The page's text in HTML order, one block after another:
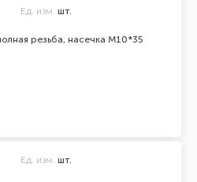
резьба, насечка М10*35
Ед. изм. шт.
Ед. изм. шт.